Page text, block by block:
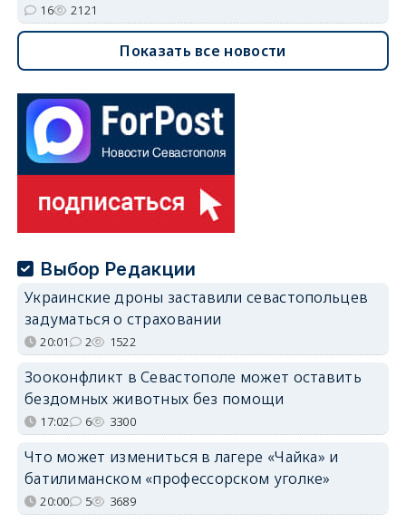
16 2121
Показать все новости
Выбор Редакции
Украинские дроны заставили севастопольцев
задуматься о страховании
20:01 2 1522
Зооконфликт в Севастополе может оставить
бездомных животных без помощи
17:02 6 3300
Что может измениться в лагере «Чайка» и
батилиманском «профессорском уголке»
20:00 5 3689